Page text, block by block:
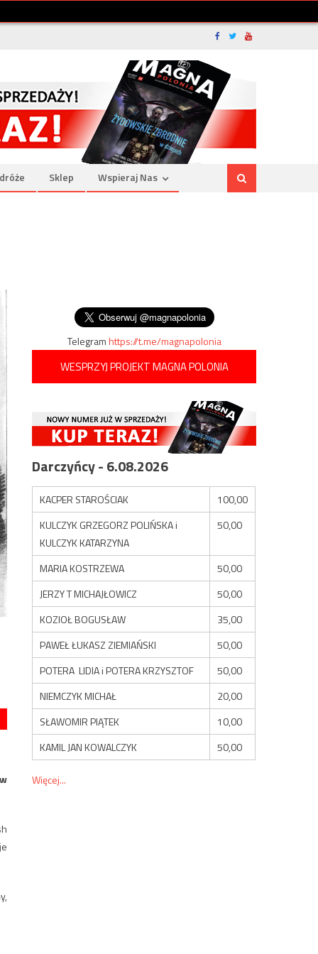
Sklep Wspieraj Nas
Telegramhttps://t.me/magnapolonia
WESPRZYJ PROJEKT MAGNA POLONIA
Darczyńcy - 6.08.2026
KACPER STAROŚCIAK
100,00
KULCZYK GRZEGORZ POLIŃSKA i
KULCZYK KATARZYNA
50,00
MARIA KOSTRZEWA
50,00
JERZY T MICHAJŁOWICZ
50,00
KOZIOŁ BOGUSŁAW
35,00
PAWEŁ ŁUKASZ ZIEMIAŃSKI
50,00
POTERA LIDIA i POTERA KRZYSZTOF
50,00
NIEMCZYK MICHAŁ
20,00
SŁAWOMIR PIĄTEK
10,00
KAMIL JAN KOWALCZYK
50,00
Więcej...